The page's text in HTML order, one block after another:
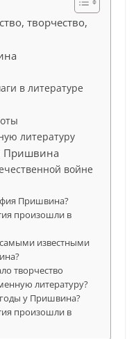
творчество,
в литературе
литературу
Пришвина
войне
Пришвина?
произошли в
известными
творчество
литературу?
у Пришвина?
произошли в